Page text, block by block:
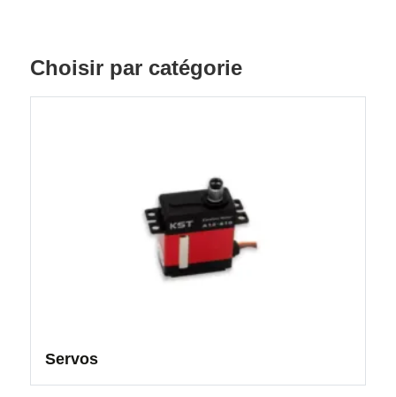
Choisir par catégorie
Servos